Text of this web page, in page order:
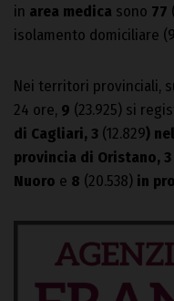
in area medica sono 77
isolamento domiciliare
Nei territori provinciali,
24 ore, 9 (23.925) si
di Cagliari, 3 (12.829)
provincia di Oristano, 3
Nuoro e 8 (20.538) in